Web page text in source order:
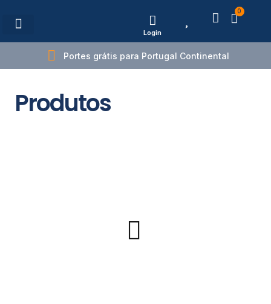
Login
0
Portes grátis para Portugal Continental
Produtos